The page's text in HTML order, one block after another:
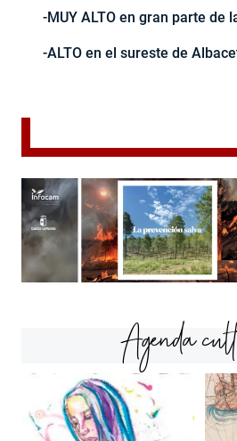
-MUY ALTO en gran parte de
-ALTO en el sureste de
Agenda